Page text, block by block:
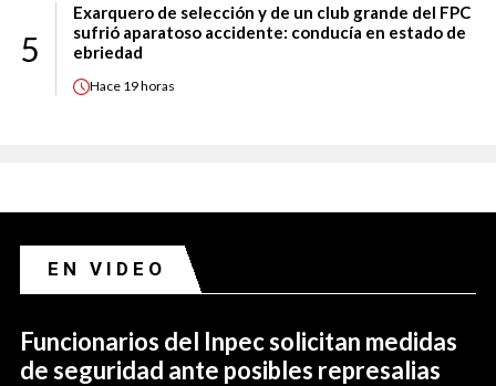
5
Exarquero de selección y de un club grande del FPC
sufrió aparatoso accidente: conducía en estado de
ebriedad
Hace 19 horas
EN VIDEO
Funcionarios del Inpec solicitan medidas
de seguridad ante posibles represalias